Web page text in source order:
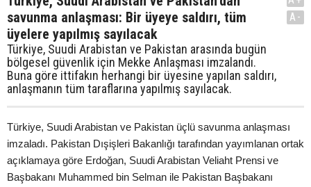
savunma anlaşması: Bir üyeye saldırı, tüm
üyelere yapılmış sayılacak
Türkiye, Suudi Arabistan ve Pakistan arasında bugün
bölgesel güvenlik için Mekke Anlaşması imzalandı.
Buna göre ittifakın herhangi bir üyesine yapılan saldırı,
anlaşmanın tüm taraflarına yapılmış sayılacak.
A-
Türkiye, Suudi Arabistan ve Pakistan üçlü savunma anlaşması
imzaladı. Pakistan Dışişleri Bakanlığı tarafından yayımlanan ortak
açıklamaya göre Erdoğan, Suudi Arabistan Veliaht Prensi ve
Başbakanı Muhammed bin Selman ile Pakistan Başbakanı